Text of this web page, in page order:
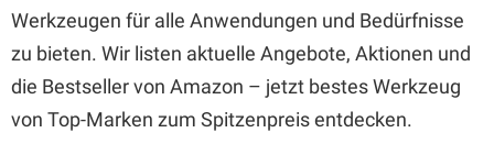
Werkzeugen für alle Anwendungen und Bedürfnisse
zu bieten. Wir listen aktuelle Angebote, Aktionen und
die Bestseller von Amazon – jetzt bestes Werkzeug
von Top-Marken zum Spitzenpreis entdecken.